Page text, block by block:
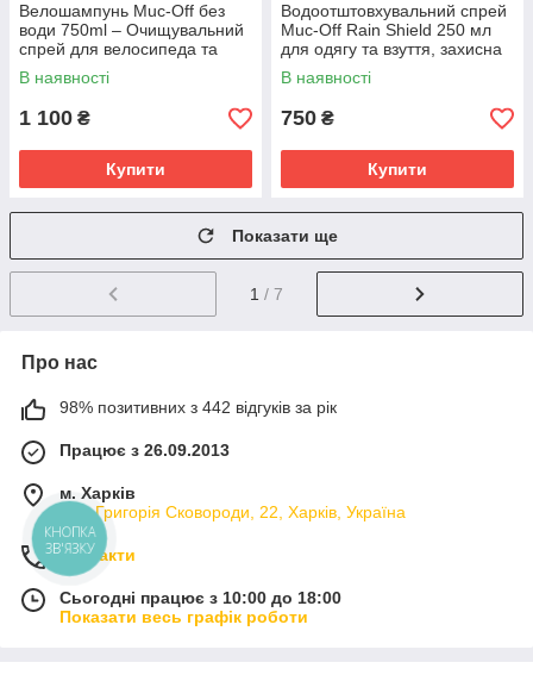
Велошампунь Muc-Off без
води 750ml – Очищувальний
спрей для велосипеда та
мотоцикла
В наявності
1 100 ₴
Купити
Водоотштовхувальний спрей
Muc-Off Rain Shield 250 мл
для одягу та взуття, захисна
просочення
В наявності
750 ₴
Купити
Показати ще
1 / 7
Про нас
98% позитивних з 442 відгуків за рік
Працює з 26.09.2013
м. Харків
вул. Григорія Сковороди, 22, Харків, Україна
Контакти
Сьогодні працює з 10:00 до 18:00
Показати весь графік роботи
КНОПКА
ЗВ'ЯЗКУ